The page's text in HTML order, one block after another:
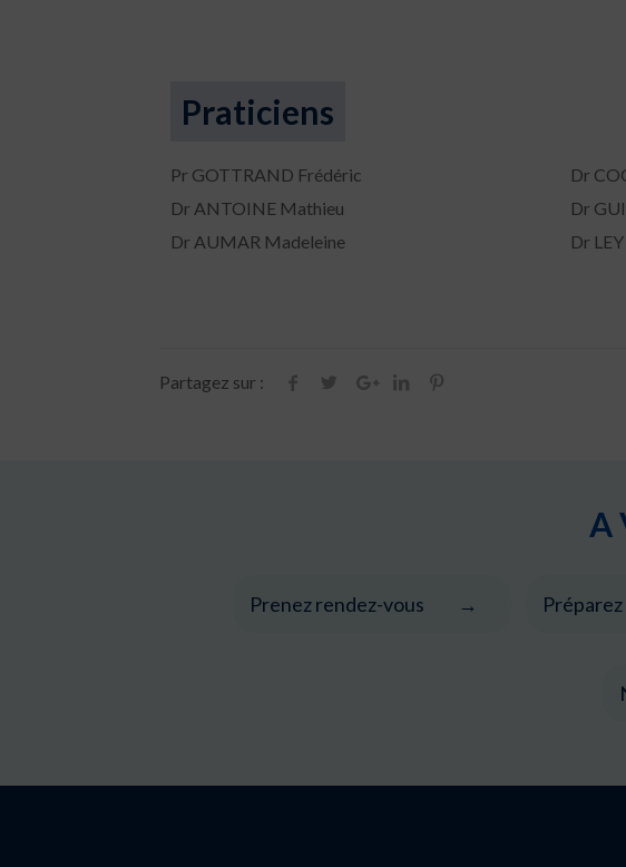
Praticiens
Pr GOTTRAND Frédéric
Dr ANTOINE Mathieu
Dr AUMAR Madeleine
Dr
Dr
Dr
Partagez sur :
A
Prenez rendez-vous